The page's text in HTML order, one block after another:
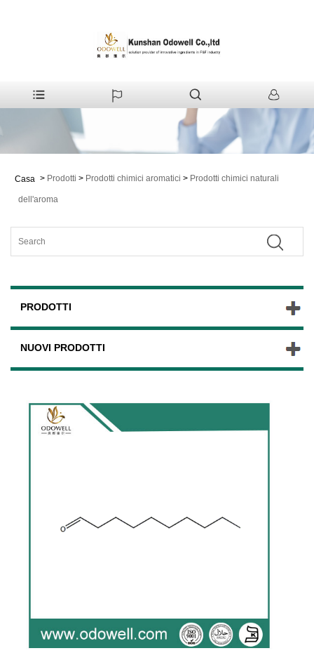
Casa > Prodotti > Prodotti chimici aromatici > Prodotti chimici naturali
dell'aroma
PRODOTTI
NUOVI PRODOTTI